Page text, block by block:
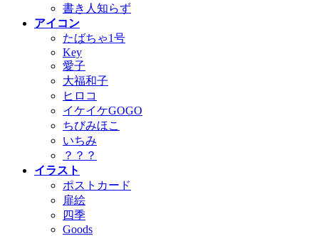
書き人知らず
アイコン
たばちゃ1号
Key
愛子
大福和子
ヒロコ
イケイケGOGO
ちびみほこ
いちみ
？？？
イラスト
ポストカード
扉絵
四季
Goods